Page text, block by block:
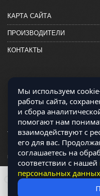
КАРТА САЙТА
ПРОИЗВОДИТЕЛИ
КОНТАКТЫ
Магазин работает на OCLite
компоненты © 2026
Мы используем
работы сайта,
и сбора
помогают нам
взаимодействуют с
его для вас.
соглашаетесь на
соответствии с нашей
персональных данных